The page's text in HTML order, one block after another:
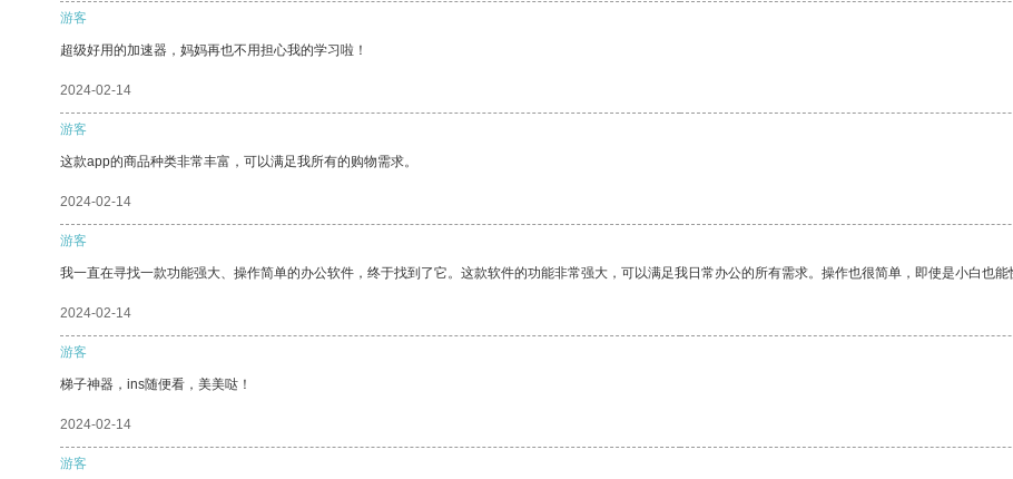
游客
超级好用的加速器，妈妈再也不用担心我的学习啦！
2024-02-14
游客
这款app的商品种类非常丰富，可以满足我所有的购物需求。
2024-02-14
游客
我一直在寻找一款功能强大、操作简单的办公软件，终于找到了它。这款软件的功能非常强大，可以满足我日常办公的所有需求。操作也很简单，即使是小白也能
2024-02-14
游客
梯子神器，ins随便看，美美哒！
2024-02-14
游客